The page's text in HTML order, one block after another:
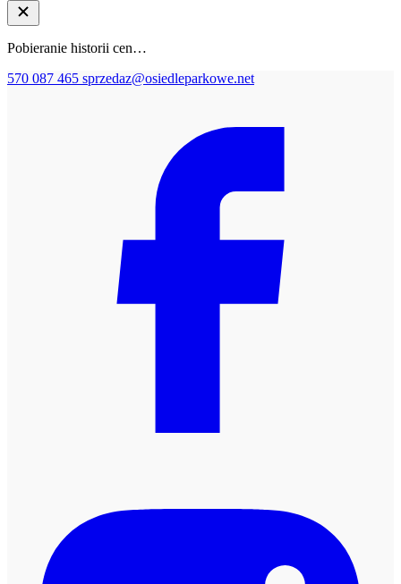
Pobieranie historii cen…
570 087 465 sprzedaz@osiedleparkowe.net